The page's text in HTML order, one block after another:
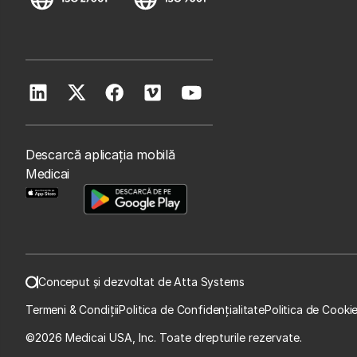
Descarcă aplicația mobilă
Medicai
Conceput și dezvoltat de Atta Systems
Termeni & CondițiiPolitica de ConfidențialitatePolitica de
©2026 Medicai USA, Inc. Toate drepturile rezervate.